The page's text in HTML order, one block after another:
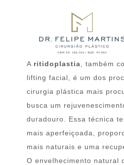
A ritidoplastia , também
lifting facial, é um dos
cirurgia plástica mais
busca um
duradouro. Essa técnica
mais aperfeiçoada,
mais naturais e uma
O envelhecimento natural